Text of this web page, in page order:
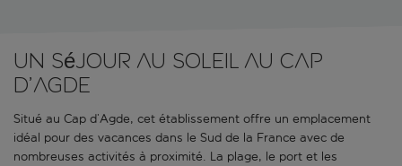
Un séjour au soleil au Cap
d’Agde
Situé au Cap d’Agde, cet établissement offre un emplacement
idéal pour des vacances dans le Sud de la France avec de
nombreuses activités à proximité. La plage, le port et les